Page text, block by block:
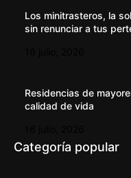
Los minitrasteros, la
sin renunciar a tus
Residencias de
calidad de vida
Categoría popular